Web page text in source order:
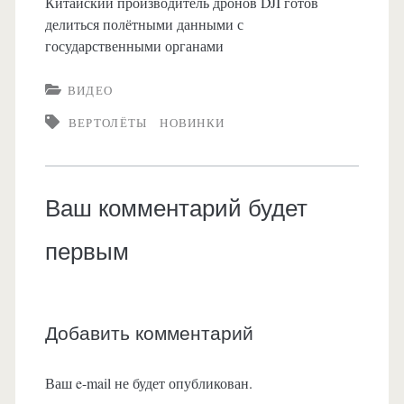
делиться полётными данными с
государственными органами
ВИДЕО
ВЕРТОЛЁТЫ
НОВИНКИ
Ваш комментарий будет
первым
Добавить комментарий
Ваш e-mail не будет опубликован.